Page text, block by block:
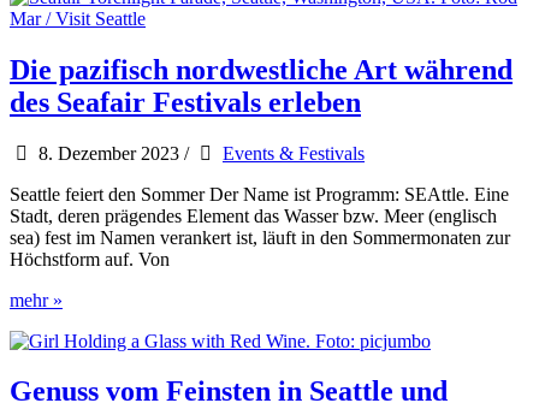
Reservierungssystem
Sommer
2024
Die pazifisch nordwestliche Art während
des Seafair Festivals erleben
8. Dezember 2023 /
Events & Festivals
Seattle feiert den Sommer Der Name ist Programm: SEAttle. Eine
Stadt, deren prägendes Element das Wasser bzw. Meer (englisch
sea) fest im Namen verankert ist, läuft in den Sommermonaten zur
Höchstform auf. Von
Die
nordwestliche
während
mehr »
Genuss vom Feinsten in Seattle und